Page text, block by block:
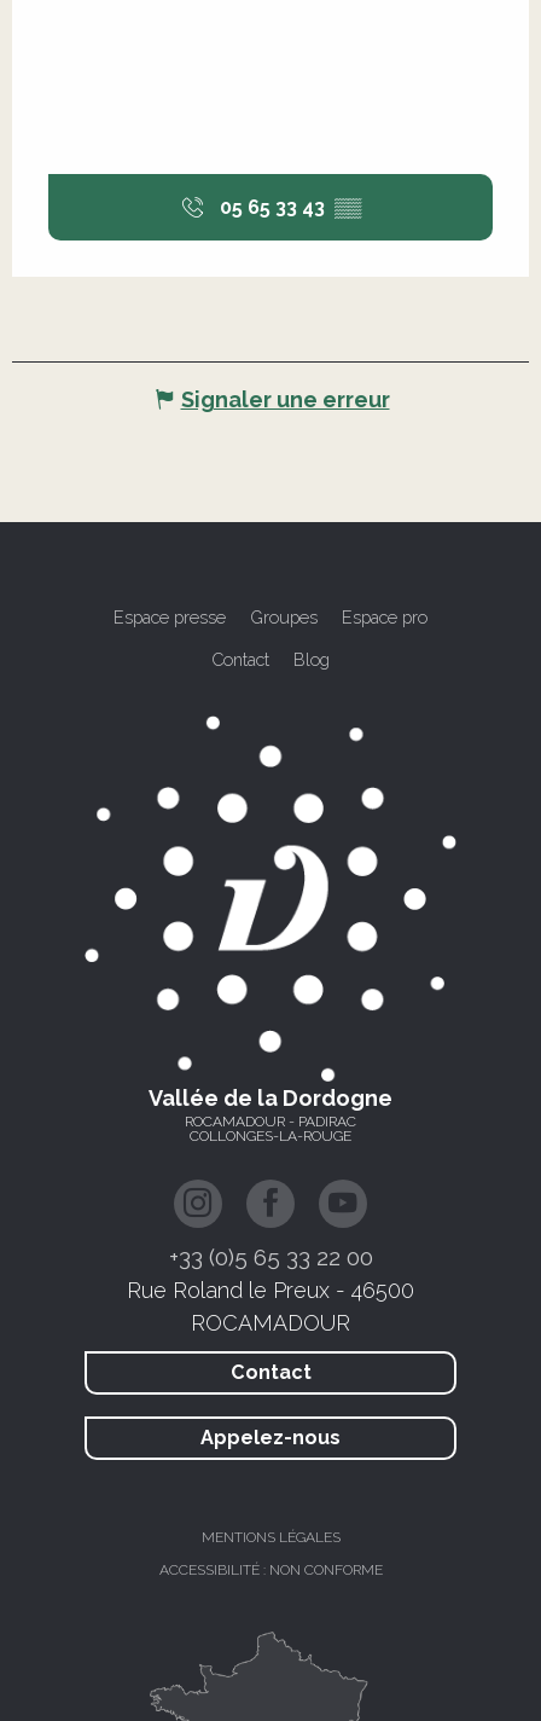
05 65 33 43 ▒▒
Signaler une erreur
Espace presse Groupes Espace pro
Contact Blog
Vallée de la Dordogne
ROCAMADOUR - PADIRAC
COLLONGES-LA-ROUGE
+33 (0)5 65 33 22 00
Rue Roland le Preux - 46500
ROCAMADOUR
Contact
Appelez-nous
MENTIONS LÉGALES
ACCESSIBILITÉ : NON CONFORME